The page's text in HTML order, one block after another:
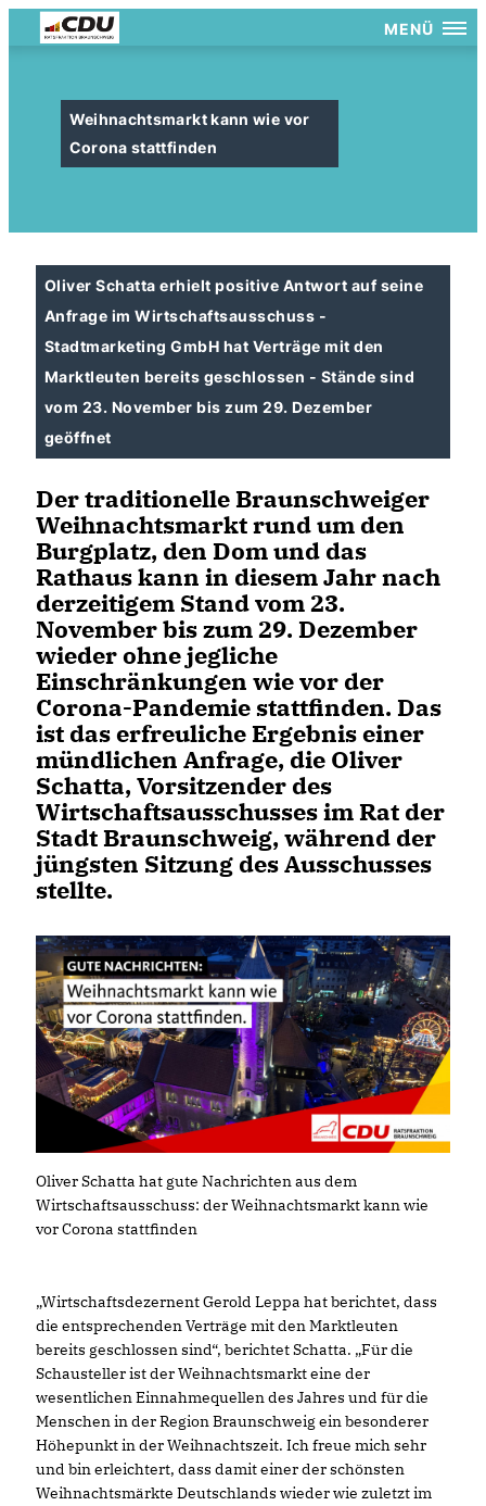
MENÜ
Weihnachtsmarkt kann wie vor
Corona stattfinden
Oliver Schatta erhielt positive Antwort auf seine
Anfrage im Wirtschaftsausschuss -
Stadtmarketing GmbH hat Verträge mit den
Marktleuten bereits geschlossen - Stände sind
vom 23. November bis zum 29. Dezember
geöffnet
Der traditionelle Braunschweiger
Weihnachtsmarkt rund um den
Burgplatz, den Dom und das
Rathaus kann in diesem Jahr nach
derzeitigem Stand vom 23.
November bis zum 29. Dezember
wieder ohne jegliche
Einschränkungen wie vor der
Corona-Pandemie stattfinden. Das
ist das erfreuliche Ergebnis einer
mündlichen Anfrage, die Oliver
Schatta, Vorsitzender des
Wirtschaftsausschusses im Rat der
Stadt Braunschweig, während der
jüngsten Sitzung des Ausschusses
stellte.
Oliver Schatta hat gute Nachrichten aus dem
Wirtschaftsausschuss: der Weihnachtsmarkt kann wie
vor Corona stattfinden
Wirtschaftsdezernent Gerold Leppa hat berichtet, dass
die entsprechenden Verträge mit den Marktleuten
bereits geschlossen sind“, berichtet Schatta. „Für die
Schausteller ist der Weihnachtsmarkt eine der
wesentlichen Einnahmequellen des Jahres und für die
Menschen in der Region Braunschweig ein besonderer
Höhepunkt in der Weihnachtszeit. Ich freue mich sehr
und bin erleichtert, dass damit einer der schönsten
Weihnachtsmärkte Deutschlands wieder wie zuletzt im